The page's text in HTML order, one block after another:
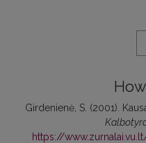
Girdenienė, S. (2001).
https://